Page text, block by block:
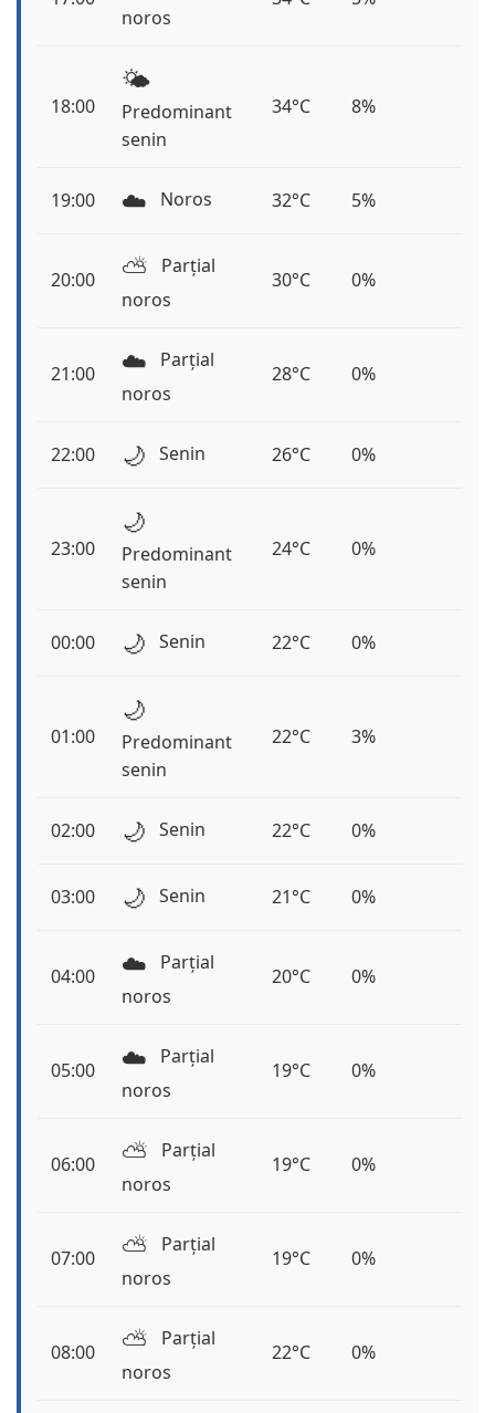
noros
18:00
🌤️
Predominant
senin
34°C 8%
19:00 ☁️ Noros 32°C 5%
20:00 ⛅️
Parțial
noros
30°C 0%
21:00 ☁️
Parțial
noros
28°C 0%
22:00 🌙 Senin 26°C 0%
23:00
🌙
Predominant
senin
24°C 0%
00:00 🌙 Senin 22°C 0%
01:00
🌙
Predominant
senin
22°C 3%
02:00 🌙 Senin 22°C 0%
03:00 🌙 Senin 21°C 0%
04:00 ☁️
Parțial
noros
20°C 0%
05:00 ☁️
Parțial
noros
19°C 0%
06:00 ⛅️
Parțial
noros
19°C 0%
07:00 ⛅️
Parțial
noros
19°C 0%
08:00 ⛅️
Parțial
noros
22°C 0%